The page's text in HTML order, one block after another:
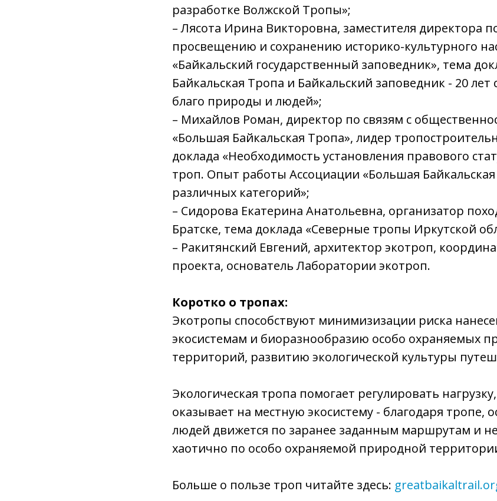
разработке Волжской Тропы»;
– Лясота Ирина Викторовна, заместителя директора
просвещению и сохранению историко-культурного
«Байкальский государственный заповедник», тема
Байкальская Тропа и Байкальский заповедник - 20 лет
благо природы и людей»;
– Михайлов Роман, директор по связям с
«Большая Байкальская Тропа», лидер
доклада «Необходимость установления правового
троп. Опыт работы Ассоциации «Большая
различных категорий»;
– Сидорова Екатерина Анатольевна, организатор
Братске, тема доклада «Северные тропы Иркутской
– Ракитянский Евгений, архитектор экотроп,
проекта, основатель Лаборатории экотроп.
Коротко о тропах:
Экотропы способствуют минимизизации риска
экосистемам и биоразнообразию особо охраняемых
территорий, развитию экологической культуры
Экологическая тропа помогает регулировать
оказывает на местную экосистему - благодаря тропе,
людей движется по заранее заданным маршрутам и не
хаотично по особо охраняемой природной
Больше о пользе троп читайте здесь: